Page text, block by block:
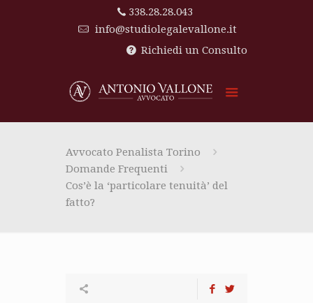
338.28.28.043
info@studiolegalevallone.it
Richiedi un Consulto
Avvocato Penalista Torino
Domande Frequenti
Cos’è la ‘particolare tenuità’ del
fatto?